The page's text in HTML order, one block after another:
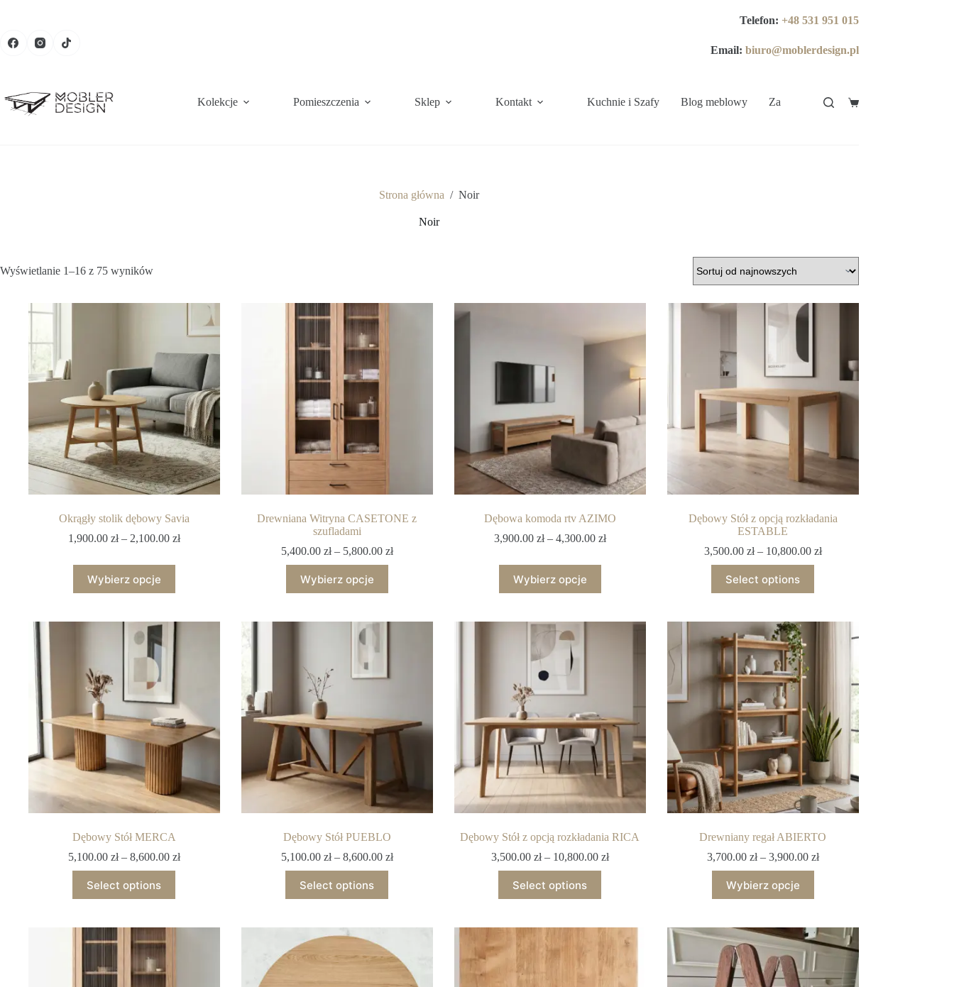
Telefon: +48 531 951 015
Email: biuro@moblerdesign.pl
Kolekcje Pomieszczenia Sklep Kontakt Kuchnie i Szafy Blog meblowy Zakup na Raty
Strona główna / Noir
Noir
Wyświetlanie 1–16 z 75 wyników
Okrągły stolik dębowy Savia
1,900.00 zł – 2,100.00 zł
Wybierz opcje
Drewniana Witryna CASETONE z
szufladami
5,400.00 zł – 5,800.00 zł
Wybierz opcje
Dębowa komoda rtv AZIMO
3,900.00 zł – 4,300.00 zł
Wybierz opcje
Dębowy Stół z opcją rozkładania
ESTABLE
3,500.00 zł – 10,800.00 zł
Select options
Dębowy Stół MERCA
5,100.00 zł – 8,600.00 zł
Select options
Dębowy Stół PUEBLO
5,100.00 zł – 8,600.00 zł
Select options
Dębowy Stół z opcją rozkładania RICA
3,500.00 zł – 10,800.00 zł
Select options
Drewniany regał ABIERTO
3,700.00 zł – 3,900.00 zł
Wybierz opcje